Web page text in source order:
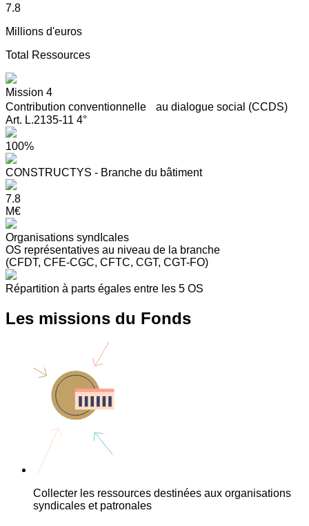
7.8
Millions d'euros
Total Ressources
Mission 4
Contribution conventionnelle au dialogue social (CCDS)
Art. L.2135-11 4°
100%
CONSTRUCTYS - Branche du bâtiment
7.8
M€
Organisations syndIcales
OS représentatives au niveau de la branche
(CFDT, CFE-CGC, CFTC, CGT, CGT-FO)
Répartition à parts égales entre les 5 OS
Les missions du Fonds
Collecter les ressources destinées aux organisations
syndicales et patronales